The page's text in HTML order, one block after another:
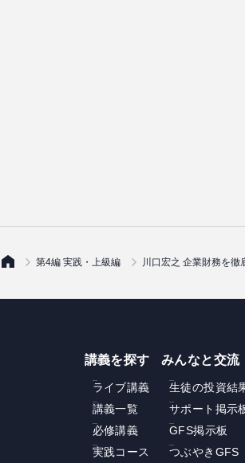
第4編 実践・上級編 川口宏之 企業財務を徹
講義を探す
ライブ講義
講義一覧
必修講義
実践コース
みんなと交流
生徒の投資結
サポート掲示
GFS掲示板
つぶやきGFS